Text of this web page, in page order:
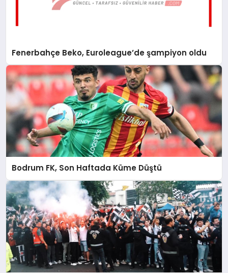
Fenerbahçe Beko, Euroleague’de şampiyon oldu
Bodrum FK, Son Haftada Küme Düştü